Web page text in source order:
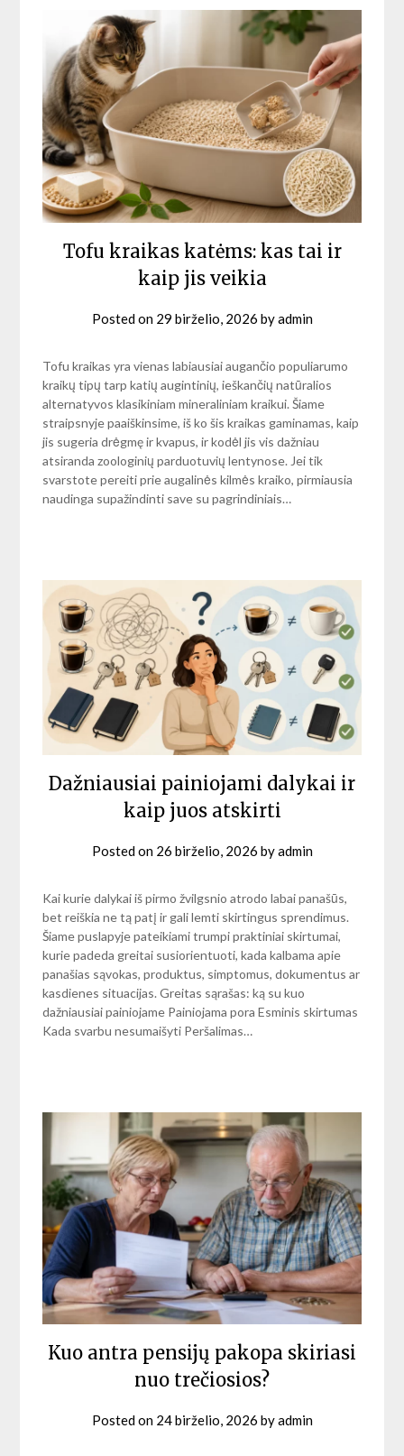
Tofu kraikas katėms: kas tai ir
kaip jis veikia
Posted on 29 birželio, 2026 byadmin
Tofu kraikas yra vienas labiausiai augančio populiarumo
kraikų tipų tarp katių augintinių, ieškančių natūralios
alternatyvos klasikiniam mineraliniam kraikui. Šiame
straipsnyje paaiškinsime, iš ko šis kraikas gaminamas, kaip
jis sugeria drėgmę ir kvapus, ir kodėl jis vis dažniau
atsiranda zoologinių parduotuvių lentynose. Jei tik
svarstote pereiti prie augalinės kilmės kraiko, pirmiausia
naudinga supažindinti save su pagrindiniais…
Dažniausiai painiojami dalykai ir
kaip juos atskirti
Posted on 26 birželio, 2026 byadmin
Kai kurie dalykai iš pirmo žvilgsnio atrodo labai panašūs,
bet reiškia ne tą patį ir gali lemti skirtingus sprendimus.
Šiame puslapyje pateikiami trumpi praktiniai skirtumai,
kurie padeda greitai susiorientuoti, kada kalbama apie
panašias sąvokas, produktus, simptomus, dokumentus ar
kasdienes situacijas. Greitas sąrašas: ką su kuo
dažniausiai painiojame Painiojama pora Esminis skirtumas
Kada svarbu nesumaišyti Peršalimas…
Kuo antra pensijų pakopa skiriasi
nuo trečiosios?
Posted on 24 birželio, 2026 byadmin